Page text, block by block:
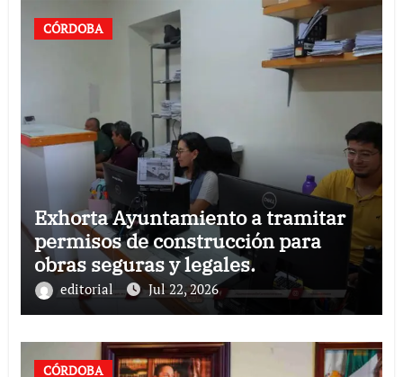
CÓRDOBA
Exhorta Ayuntamiento a tramitar
permisos de construcción para
obras seguras y legales.
editorial Jul 22, 2026
CÓRDOBA